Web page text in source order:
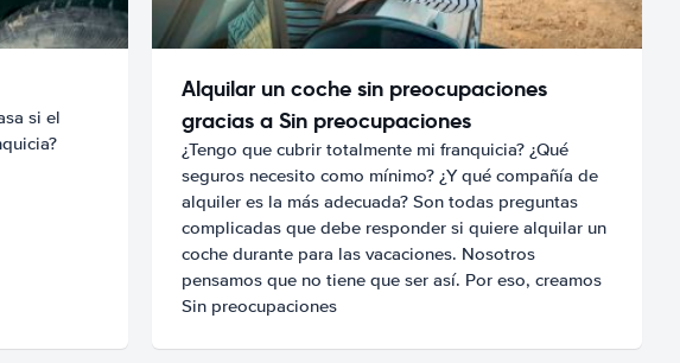
si el
Alquilar un coche sin preocupaciones
gracias a Sin preocupaciones
¿Tengo que cubrir totalmente mi franquicia? ¿Qué
seguros necesito como mínimo? ¿Y qué compañía de
alquiler es la más adecuada? Son todas preguntas
complicadas que debe responder si quiere alquilar un
coche durante para las vacaciones. Nosotros
pensamos que no tiene que ser así. Por eso, creamos
Sin preocupaciones